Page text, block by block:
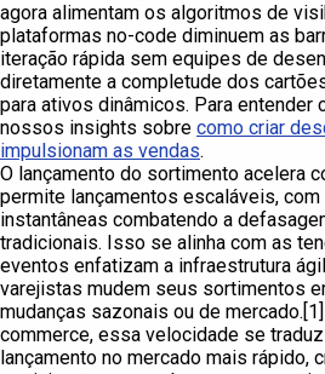
agora alimentam os algoritmos de
plataformas no-code diminuem as
iteração rápida sem equipes de
diretamente a completude dos
para ativos dinâmicos. Para entender
nossos insights sobre como criar
impulsionam as vendas.
O lançamento do sortimento acelera
permite lançamentos escaláveis,
instantâneas combatendo a
tradicionais. Isso se alinha com as
eventos enfatizam a infraestrutura
varejistas mudem seus sortimentos
mudanças sazonais ou de
commerce, essa velocidade se
lançamento no mercado mais rápido,